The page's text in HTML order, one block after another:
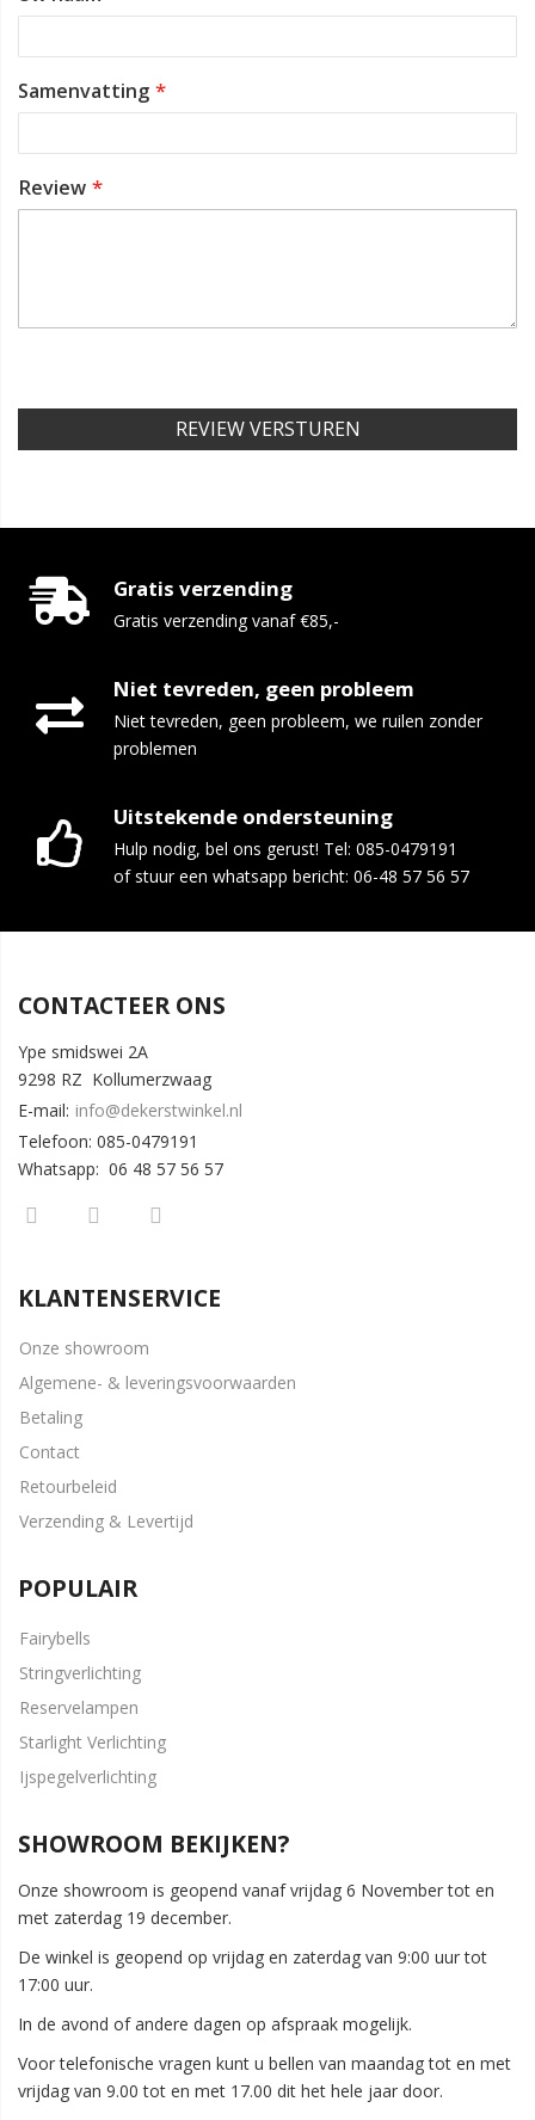
Samenvatting
Review
REVIEW VERSTUREN
Gratis verzending
Gratis verzending vanaf €85,-
Niet tevreden, geen probleem
Niet tevreden, geen probleem, we ruilen zonder
problemen
Uitstekende ondersteuning
Hulp nodig, bel ons gerust! Tel: 085-0479191
of stuur een whatsapp bericht: 06-48 57 56 57
CONTACTEER ONS
Ype smidswei 2A
9298 RZ Kollumerzwaag
E-mail: info@dekerstwinkel.nl
Telefoon: 085-0479191
Whatsapp: 06 48 57 56 57
KLANTENSERVICE
Onze showroom
Algemene- & leveringsvoorwaarden
Betaling
Contact
Retourbeleid
Verzending & Levertijd
POPULAIR
Fairybells
Stringverlichting
Reservelampen
Starlight Verlichting
Ijspegelverlichting
SHOWROOM BEKIJKEN?
Onze showroom is geopend vanaf vrijdag 6 November tot en
met zaterdag 19 december.
De winkel is geopend op vrijdag en zaterdag van 9:00 uur tot
17:00 uur.
In de avond of andere dagen op afspraak mogelijk.
Voor telefonische vragen kunt u bellen van maandag tot en met
vrijdag van 9.00 tot en met 17.00 dit het hele jaar door.